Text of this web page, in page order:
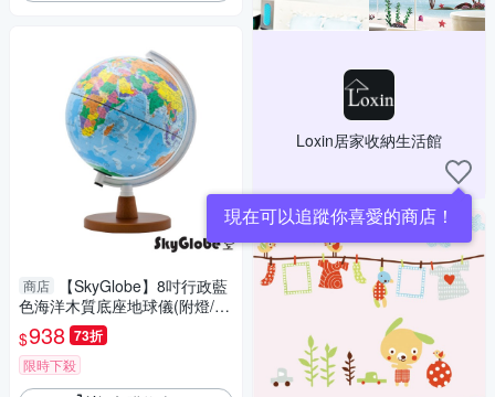
商店
【SkyGlobe】8吋行政藍
色海洋木質底座地球儀(附燈/中
英文對照)
$938 73折
限時下殺
Loxin居家收納生活館
現在可以追蹤你喜愛的商店！